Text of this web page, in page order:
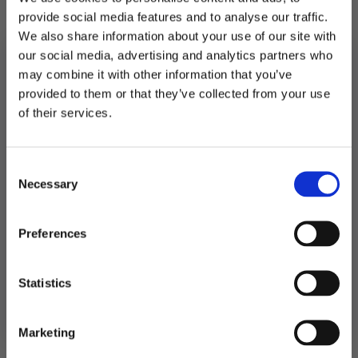
provide social media features and to analyse our traffic.
We also share information about your use of our site with
our social media, advertising and analytics partners who
may combine it with other information that you’ve
provided to them or that they’ve collected from your use
of their services.
Selection
Necessary
Preferences
Statistics
Marketing
På lager
LEGG I HANDLEKURV
Produktnummer: 107788
MELD DEG PÅ NYHETSBREVET